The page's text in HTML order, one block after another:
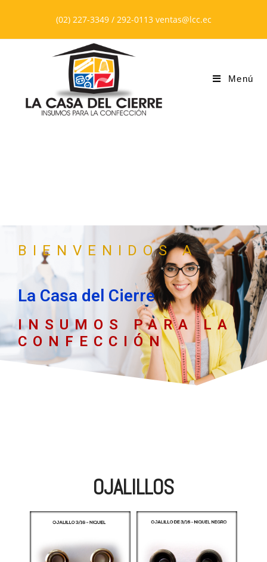
(02) 227-3349 / 292-0113 ventas@lcc.ec
Menú
BIENVENIDOS A
La Casa del Cierre
INSUMOS PARA LA
CONFECCIÓN
OJALILLOS